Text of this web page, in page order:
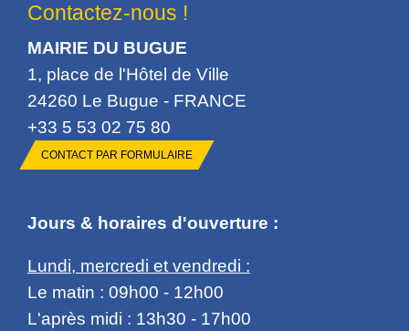
Contactez-nous !
MAIRIE DU BUGUE
1, place de l'Hôtel de Ville
24260 Le Bugue - FRANCE
+33 5 53 02 75 80
CONTACT PAR FORMULAIRE
Jours & horaires d'ouverture :
Lundi, mercredi et vendredi :
Le matin : 09h00 - 12h00
L'après midi : 13h30 - 17h00